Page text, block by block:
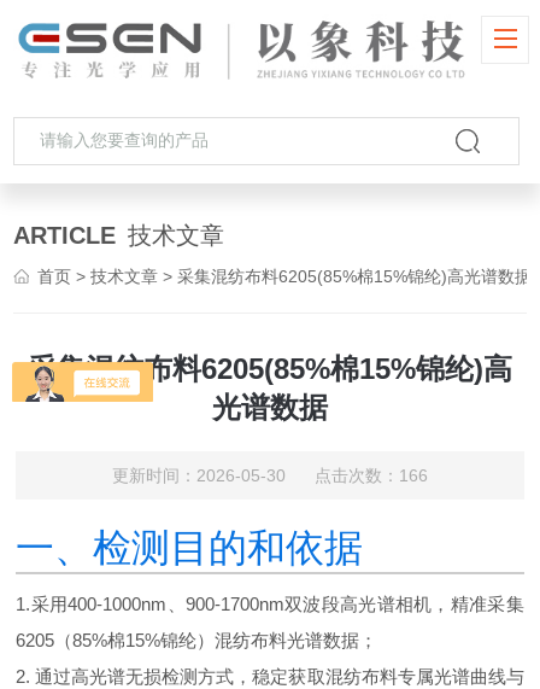
ARTICLE 技术文章
首页 >技术文章 > 采集混纺布料6205(85%棉15%锦纶)高光谱数据
采集混纺布料6205(85%棉15%锦纶)高
光谱数据
更新时间：2026-05-30 点击次数：166
一、检测目的和依据
1.采用400-1000nm、900-1700nm双波段高光谱相机，精准采集
6205（85%棉15%锦纶）混纺布料光谱数据；
2. 通过高光谱无损检测方式，稳定获取混纺布料专属光谱曲线与